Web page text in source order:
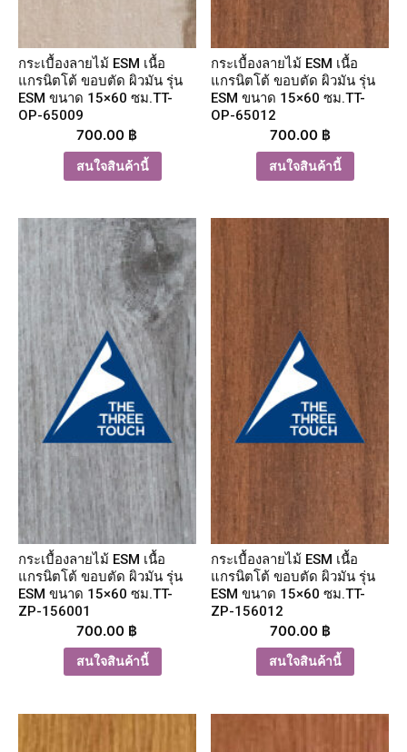
กระเบื้องลายไม้ ESM เนื้อ
แกรนิตโต้ ขอบตัด ผิวมัน รุ่น
ESM ขนาด 15×60 ซม.TT-
OP-65009
700.00 ฿
สนใจสินค้านี้
กระเบื้องลายไม้ ESM เนื้อ
แกรนิตโต้ ขอบตัด ผิวมัน รุ่น
ESM ขนาด 15×60 ซม.TT-
OP-65012
700.00 ฿
สนใจสินค้านี้
กระเบื้องลายไม้ ESM เนื้อ
แกรนิตโต้ ขอบตัด ผิวมัน รุ่น
ESM ขนาด 15×60 ซม.TT-
ZP-156001
700.00 ฿
สนใจสินค้านี้
กระเบื้องลายไม้ ESM เนื้อ
แกรนิตโต้ ขอบตัด ผิวมัน รุ่น
ESM ขนาด 15×60 ซม.TT-
ZP-156012
700.00 ฿
สนใจสินค้านี้